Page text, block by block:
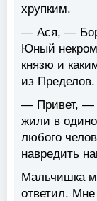
хрупким.
— Ася, —
Юный
князю и
из Пределов.
— Привет, —
жили в
любого
навредить
Мальчишка
ответил. Мне